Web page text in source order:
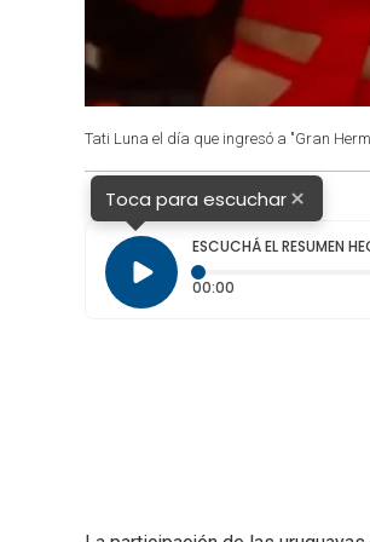
Tati Luna el día que ingresó a "Gran
Toca para escuchar×
ESCUCHÁ EL RESUMEN
00:00